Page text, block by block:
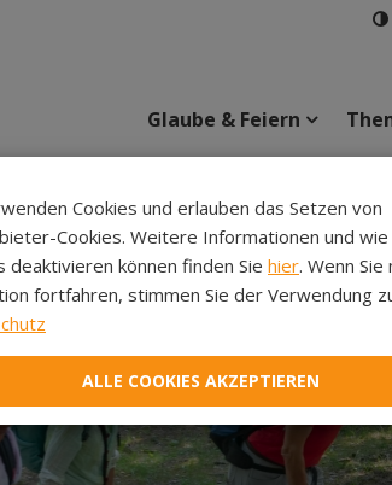
Glaube & Feiern
Cookies und erlauben das Setzen von
Cookies. Weitere Informationen und wie
deaktivieren können finden Sie hier. Wenn
fortfahren, stimmen Sie der Verwendung
ALLE COOKIES AKZEPTIEREN